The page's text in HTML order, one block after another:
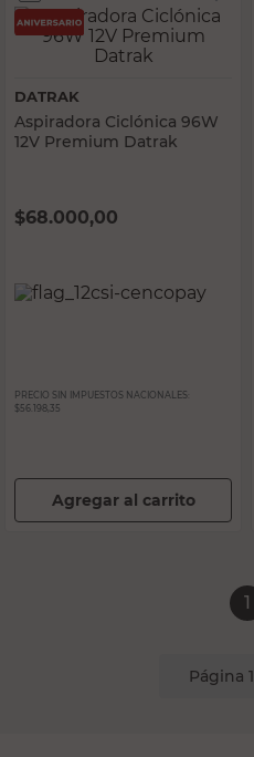
DATRAK
Aspiradora Ciclónica 96W
12V Premium Datrak
$68.000,00
PRECIO SIN IMPUESTOS NACIONALES:
$56.198,35
Agregar al carrito
1
Página 1